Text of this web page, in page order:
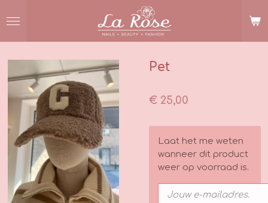
direct
Pet
€ 25,00
Laat het me weten
wanneer dit product
weer op voorraad is.